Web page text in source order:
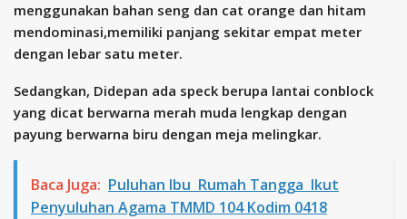
menggunakan bahan seng dan cat orange dan hitam
mendominasi,memiliki panjang sekitar empat meter
dengan lebar satu meter.
Sedangkan, Didepan ada speck berupa lantai conblock
yang dicat berwarna merah muda lengkap dengan
payung berwarna biru dengan meja melingkar.
Baca Juga: Puluhan Ibu Rumah Tangga Ikut
Penyuluhan Agama TMMD 104 Kodim 0418